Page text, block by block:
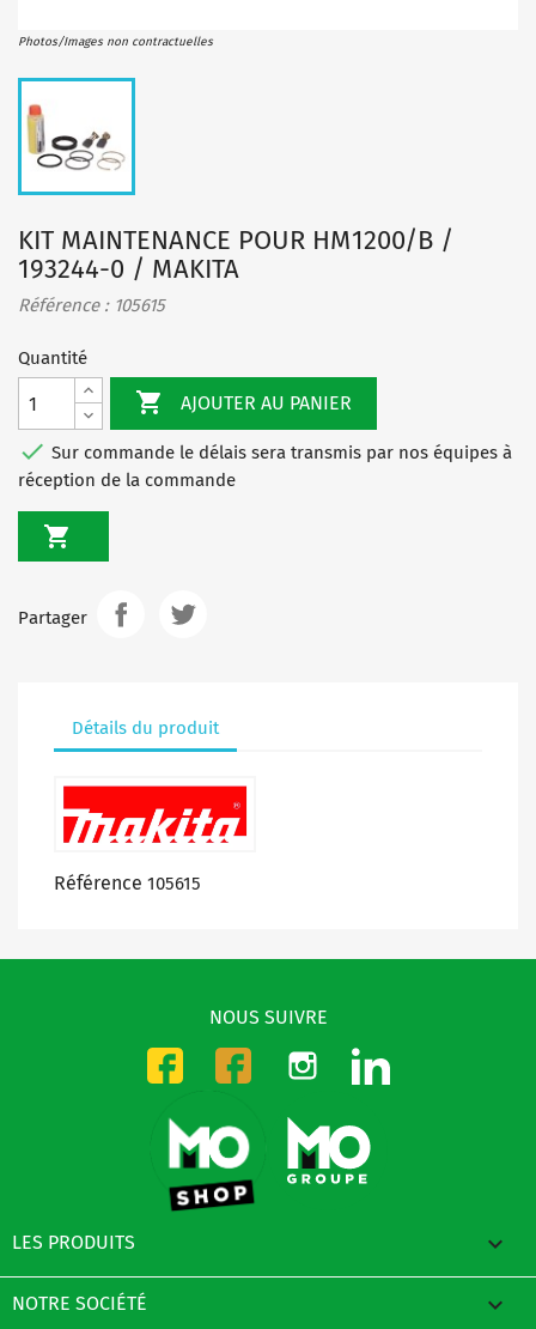
Photos/Images non contractuelles
KIT MAINTENANCE POUR HM1200/B /
193244-0 / MAKITA
Référence : 105615
Quantité
 AJOUTER AU PANIER
 Sur commande le délais sera transmis par nos équipes à
réception de la commande

Partager
Détails du produit
Référence 105615
NOUS SUIVRE
Facebook-CMOFacebook-DMO
Instagram
LES PRODUITS 
NOTRE SOCIÉTÉ 